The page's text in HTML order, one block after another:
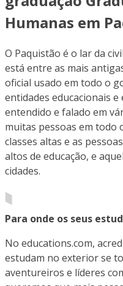
Humanas em
O Paquistão é o lar da
está entre as mais
oficial usado em todo o
entidades educacionais
entendido e falado em
muitas pessoas em todo
classes altas e as
altos de educação, e
cidades.
Para onde os seus
No educations.com,
estudam no exterior se
aventureiros e líderes